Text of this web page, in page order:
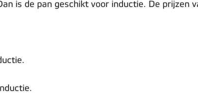
is de pan geschikt voor inductie. De prijzen